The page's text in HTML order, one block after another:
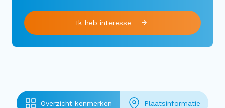
Ik heb interesse
Overzicht kenmerken Plaatsinformatie